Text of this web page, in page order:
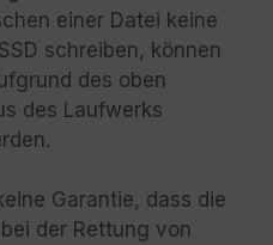
einer Datei keine
schreiben, können
des oben
des Laufwerks
Garantie, dass die
der Rettung von